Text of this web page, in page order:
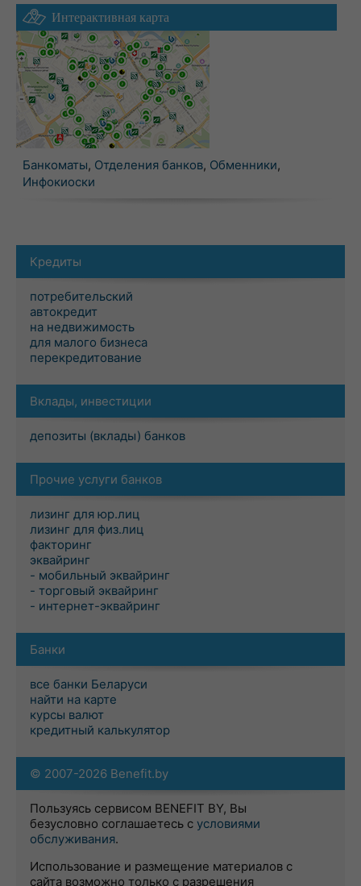
Интерактивная карта
Банкоматы, Отделения банков, Обменники,
Инфокиоски
Кредиты
потребительский
автокредит
на недвижимость
для малого бизнеса
перекредитование
Вклады, инвестиции
депозиты (вклады) банков
Прочие услуги банков
лизинг для юр.лиц
лизинг для физ.лиц
факторинг
эквайринг
- мобильный эквайринг
- торговый эквайринг
- интернет-эквайринг
Банки
все банки Беларуси
найти на карте
курсы валют
кредитный калькулятор
© 2007-2026 Benefit.by
Пользуясь сервисом BENEFIT BY, Вы
безусловно соглашаетесь с условиями
обслуживания.
Использование и размещение материалов с
сайта возможно только с разрешения